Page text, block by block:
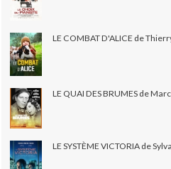
LE COMBAT D'ALICE de
LE QUAI DES BRUMES de
LE SYSTÈME VICTORIA de